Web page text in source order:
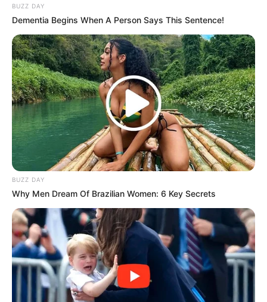
(foto: thelabelledlife)
8. Agar gak bosen dengan bentuk yang monoton,
desain pesawat luar angkasa adalah pilihan yang
tepat untuk sudut ruangan
BUZZ DAY
Dementia Begins When A Person Says This Sentence!
BUZZ DAY
Why Men Dream Of Brazilian Women: 6 Key Secrets